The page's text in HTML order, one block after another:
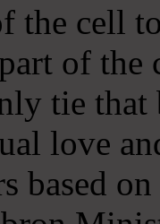
the cell
of
tie that
love
based